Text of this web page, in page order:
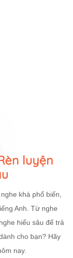
luyện
khá phổ biến,
Anh. Từ nghe
hiểu sâu để trả
cho bạn? Hãy
nay.